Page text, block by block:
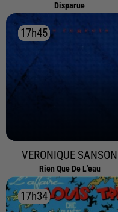
Disparue
17h45
17h45
VERONIQUE SANSON
Rien Que De L'eau
17h34
17h34